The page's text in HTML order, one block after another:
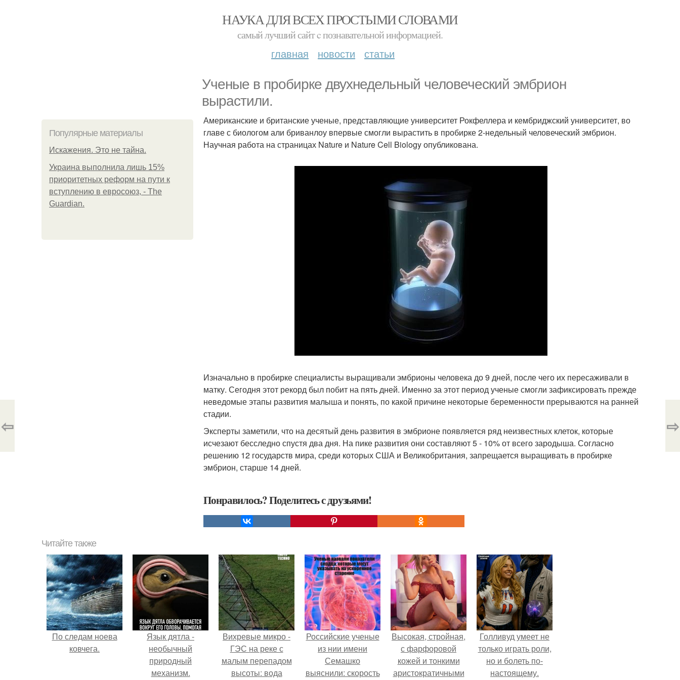
НАУКА ДЛЯ ВСЕХ ПРОСТЫМИ СЛОВАМИ
самый лучший сайт c познавательной информацией.
главная новости статьи
Ученые в пробирке двухнедельный человеческий эмбрион
вырастили.
Популярные материалы
Искажения. Это не тайна.
Украина выполнила лишь 15%
приоритетных реформ на пути к
вступлению в евросоюз, - The
Guardian.
Американские и британские ученые, представляющие университет Рокфеллера и кембриджский университет, во
главе с биологом али бриванлоу впервые смогли вырастить в пробирке 2-недельный человеческий эмбрион.
Научная работа на страницах Nature и Nature Cell Biology опубликована.
Изначально в пробирке специалисты выращивали эмбрионы человека до 9 дней, после чего их пересаживали в
матку. Сегодня этот рекорд был побит на пять дней. Именно за этот период ученые смогли зафиксировать прежде
неведомые этапы развития малыша и понять, по какой причине некоторые беременности прерываются на ранней
стадии.
Эксперты заметили, что на десятый день развития в эмбрионе появляется ряд неизвестных клеток, которые
исчезают бесследно спустя два дня. На пике развития они составляют 5 - 10% от всего зародыша. Согласно
решению 12 государств мира, среди которых США и Великобритания, запрещается выращивать в пробирке
эмбрион, старше 14 дней.
Понравилось? Поделитесь с друзьями!
⇦ ⇨
Читайте также
По следам ноева
ковчега.
Язык дятла -
необычный
природный
механизм.
Вихревые микро -
ГЭС на реке с
малым перепадом
высоты: вода
Российские ученые
из нии имени
Семашко
выяснили: скорость
Высокая, стройная,
с фарфоровой
кожей и тонкими
аристократичными
Голливуд умеет не
только играть роли,
но и болеть по-
настоящему.